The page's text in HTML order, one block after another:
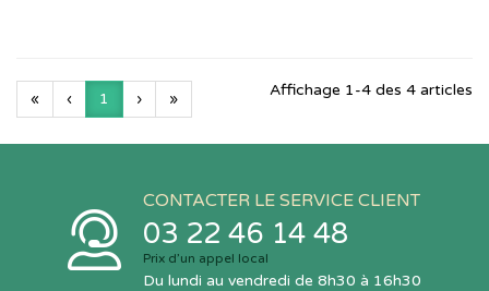
« ‹ 1 › » Affichage 1-4 des 4 articles
CONTACTER LE SERVICE CLIENT
03 22 46 14 48
Prix d’un appel local
Du lundi au vendredi de 8h30 à 16h30